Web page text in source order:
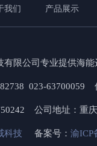
我们 产品展示
有限公司专业提供海
023-63700059
公司地址：重
科技 备案号： 渝ICP